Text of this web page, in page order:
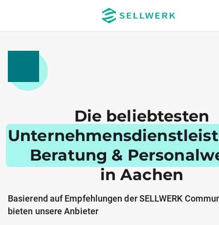
Die beliebtesten
Beratung &
in Aachen
Basierend auf Empfehlungen der SELLWERK
bieten unsere Anbieter